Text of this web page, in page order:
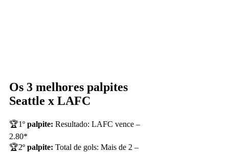
Os 3 melhores palpites
Seattle x LAFC
🏆1º palpite: Resultado: LAFC vence –
2.80*
🏆2º palpite: Total de gols: Mais de 2 –